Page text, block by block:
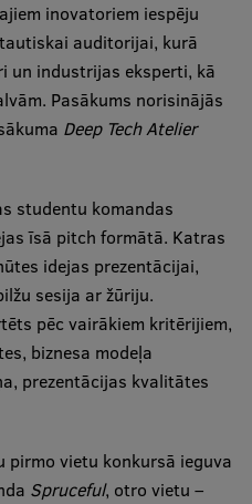
inovatoriem iespēju
auditorijai, kurā
un industrijas eksperti, kā
Pasākums norisinājās
Deep Tech Atelier
studentu komandas
īsā pitch formātā. Katras
idejas prezentācijai,
sesija ar žūriju.
pēc vairākiem kritērijiem,
biznesa modeļa
prezentācijas kvalitātes
pirmo vietu konkursā ieguva
Spruceful, otro vietu –